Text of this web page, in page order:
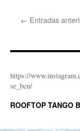
← Entradas
https://
se_bcn/
ROOFTOP TANGO